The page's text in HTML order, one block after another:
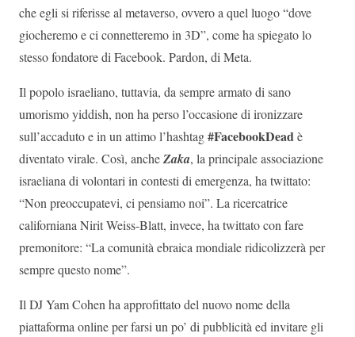
che egli si riferisse al metaverso, ovvero a quel luogo “dove
giocheremo e ci connetteremo in 3D”, come ha spiegato lo
stesso fondatore di Facebook. Pardon, di Meta.
Il popolo israeliano, tuttavia, da sempre armato di sano
umorismo yiddish, non ha perso l’occasione di ironizzare
sull’accaduto e in un attimo l’hashtag#FacebookDeadè
diventato virale. Così, ancheZaka, la principale associazione
israeliana di volontari in contesti di emergenza, ha twittato:
“Non preoccupatevi, ci pensiamo noi”. La ricercatrice
californiana Nirit Weiss-Blatt, invece, ha twittato con fare
premonitore: “La comunità ebraica mondiale ridicolizzerà per
sempre questo nome”.
Il DJ Yam Cohen ha approfittato del nuovo nome della
piattaforma online per farsi un po’ di pubblicità ed invitare gli